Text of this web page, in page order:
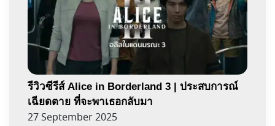
รีวิวซีรีส์ Alice in Borderland 3 | ประสบการณ์
เฉียดตาย ที่จะพาเธอกลับมา
27 September 2025